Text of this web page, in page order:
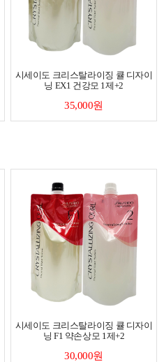
시세이도 크리스탈라이징 큘 디자이
닝 EX1 건강모 1제+2
35,000원
시세이도 크리스탈라이징 큘 디자이
닝 F1 약손상모 1제+2
30,000원